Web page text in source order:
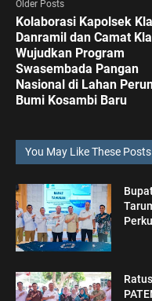
Older Posts
Kolaborasi Kapolsek
Danramil dan Camat
Wujudkan Program
Swasembada Pangan
Nasional di Lahan
Bumi Kosambi Baru
You May Like These Posts